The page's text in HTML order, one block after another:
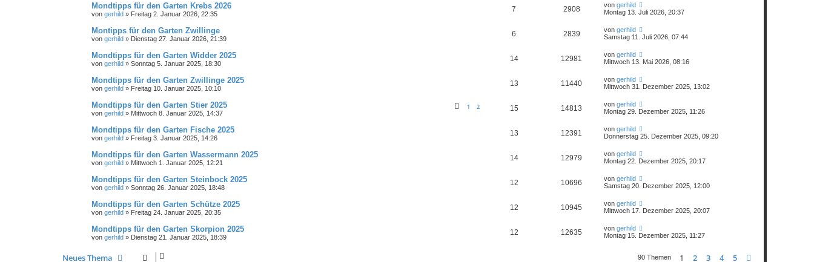
Mondtipps für den Garten Krebs 2026
von gerhild» Freitag 2. Januar 2026, 22:35
7 2908 von gerhild
Montag 13. Juli 2026, 20:37
Montipps für den Garten Zwillinge
von gerhild» Dienstag 27. Januar 2026, 21:39
6 2839 von gerhild
Samstag 11. Juli 2026, 07:44
Mondtipps für den Garten Widder 2025
von gerhild» Sonntag 5. Januar 2025, 18:30
14 12981 von gerhild
Mittwoch 13. Mai 2026, 08:16
Mondtipps für den Garten Zwillinge 2025
von gerhild» Freitag 10. Januar 2025, 10:10
13 11440 von gerhild
Mittwoch 31. Dezember 2025, 13:02
Mondtipps für den Garten Stier 2025
von gerhild» Mittwoch 8. Januar 2025, 14:37
1 2 15 14813 von gerhild
Montag 29. Dezember 2025, 11:26
Mondtipps für den Garten Fische 2025
von gerhild» Freitag 3. Januar 2025, 14:26
13 12391 von gerhild
Donnerstag 25. Dezember 2025, 09:20
Mondtipps für den Garten Wassermann 2025
von gerhild» Mittwoch 1. Januar 2025, 12:21
14 12979 von gerhild
Montag 22. Dezember 2025, 20:17
Mondtipps für den Garten Steinbock 2025
von gerhild» Sonntag 26. Januar 2025, 18:48
12 10696 von gerhild
Samstag 20. Dezember 2025, 12:00
Mondtipps für den Garten Schütze 2025
von gerhild» Freitag 24. Januar 2025, 20:35
12 10945 von gerhild
Mittwoch 17. Dezember 2025, 20:07
Mondtipps für den Garten Skorpion 2025
von gerhild» Dienstag 21. Januar 2025, 18:39
12 12635 von gerhild
Montag 15. Dezember 2025, 11:27
Neues Thema 90 Themen 1 2 3 4 5